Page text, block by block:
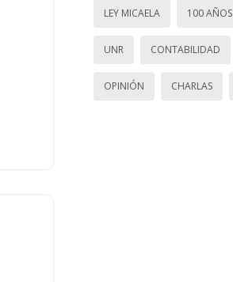
LEY MICAELA 100 AÑOS
UNR CONTABILIDAD
OPINIÓN CHARLAS